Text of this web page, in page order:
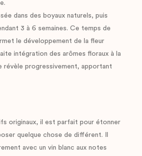
dans des boyaux naturels, puis
3 à 6 semaines. Ce temps de
le développement de la fleur
intégration des arômes floraux à la
révèle progressivement, apportant
originaux, il est parfait pour étonner
quelque chose de différent. Il
avec un vin blanc aux notes